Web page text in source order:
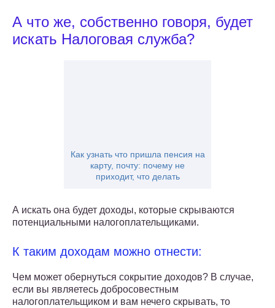
А что же, собственно говоря, будет
искать Налоговая служба?
Как узнать что пришла пенсия на
карту, почту: почему не
приходит, что делать
А искать она будет доходы, которые скрываются
потенциальными налогоплательщиками.
К таким доходам можно отнести:
Чем может обернуться сокрытие доходов? В случае,
если вы являетесь добросовестным
налогоплательщиком и вам нечего скрывать, то